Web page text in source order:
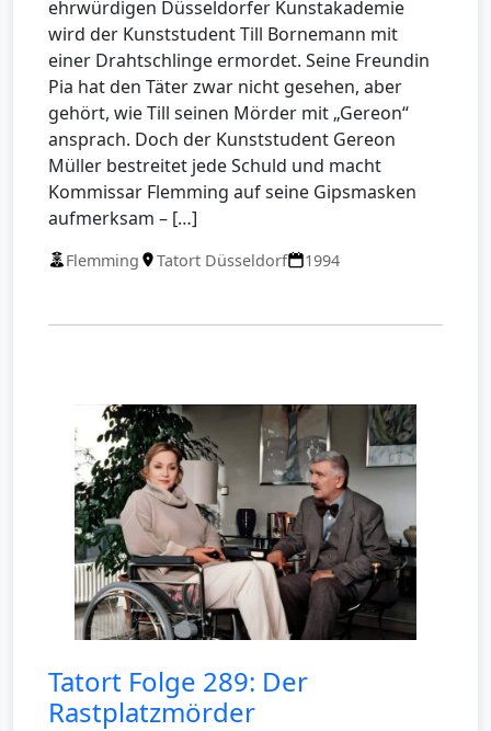
ehrwürdigen Düsseldorfer Kunstakademie
wird der Kunststudent Till Bornemann mit
einer Drahtschlinge ermordet. Seine Freundin
Pia hat den Täter zwar nicht gesehen, aber
gehört, wie Till seinen Mörder mit „Gereon“
ansprach. Doch der Kunststudent Gereon
Müller bestreitet jede Schuld und macht
Kommissar Flemming auf seine Gipsmasken
aufmerksam – […]
Flemming Tatort Düsseldorf 1994
Tatort Folge 289: Der
Rastplatzmörder